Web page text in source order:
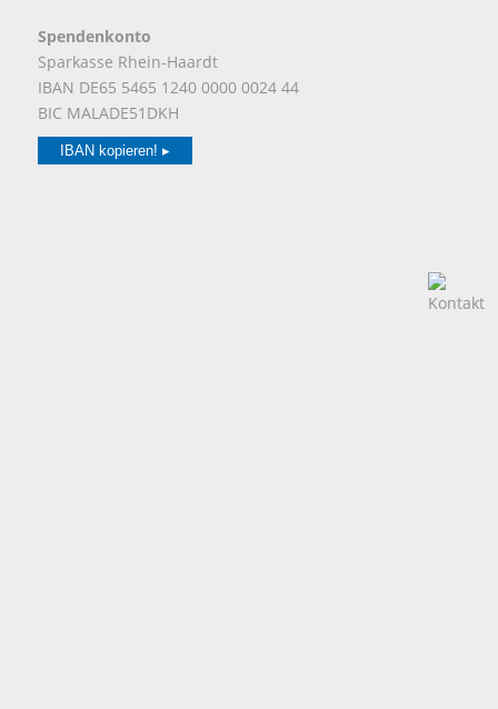
Spendenkonto
Sparkasse Rhein-Haardt
IBAN DE65 5465 1240 0000 0024 44
BIC MALADE51DKH
IBAN kopieren! ▸